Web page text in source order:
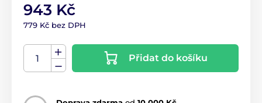
943 Kč
779 Kč bez DPH
Přidat do košíku